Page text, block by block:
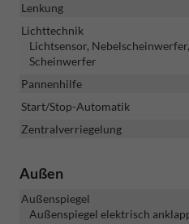
Lenkung
Lichttechnik
Lichtsensor,
Scheinwerfer
Pannenhilfe
Start/Stop-Automatik
Zentralverriegelung
Außen
Außenspiegel
Außenspiegel elektrisch